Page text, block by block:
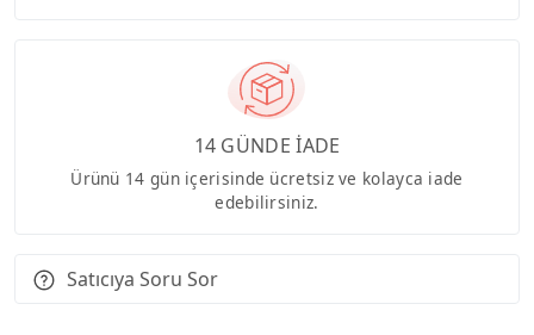
14 GÜNDE İADE
Ürünü 14 gün içerisinde ücretsiz ve kolayca iade
edebilirsiniz.
Satıcıya Soru Sor